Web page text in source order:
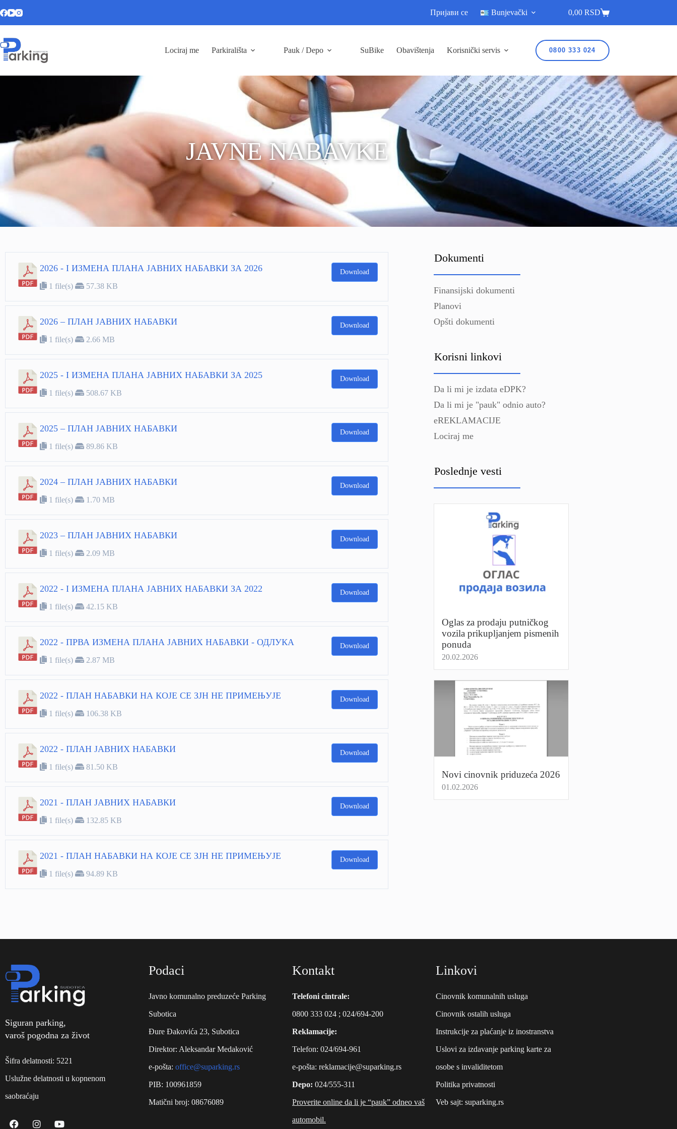
Пријави се Bunjevački 0,00 RSD
Lociraj me Parkirališta Pauk / Depo SuBike Obavištenja Korisnički servis 0800 333 024
JAVNE NABAVKE
2026 - I ИЗМЕНА ПЛАНА ЈАВНИХ НАБАВКИ ЗА 2026
1 file(s) 57.38 KB
Download
2026 – ПЛАН ЈАВНИХ НАБАВКИ
1 file(s) 2.66 MB
Download
2025 - I ИЗМЕНА ПЛАНА ЈАВНИХ НАБАВКИ ЗА 2025
1 file(s) 508.67 KB
Download
2025 – ПЛАН ЈАВНИХ НАБАВКИ
1 file(s) 89.86 KB
Download
2024 – ПЛАН ЈАВНИХ НАБАВКИ
1 file(s) 1.70 MB
Download
2023 – ПЛАН ЈАВНИХ НАБАВКИ
1 file(s) 2.09 MB
Download
2022 - I ИЗМЕНА ПЛАНА ЈАВНИХ НАБАВКИ ЗА 2022
1 file(s) 42.15 KB
Download
2022 - ПРВА ИЗМЕНА ПЛАНА ЈАВНИХ НАБАВКИ - ОДЛУКА
1 file(s) 2.87 MB
Download
2022 - ПЛАН НАБАВКИ НА КОЈЕ СЕ ЗЈН НЕ ПРИМЕЊУЈЕ
1 file(s) 106.38 KB
Download
2022 - ПЛАН ЈАВНИХ НАБАВКИ
1 file(s) 81.50 KB
Download
2021 - ПЛАН ЈАВНИХ НАБАВКИ
1 file(s) 132.85 KB
Download
2021 - ПЛАН НАБАВКИ НА КОЈЕ СЕ ЗЈН НЕ ПРИМЕЊУЈЕ
1 file(s) 94.89 KB
Download
Dokumenti
Finansijski dokumenti
Planovi
Opšti dokumenti
Korisni linkovi
Da li mi je izdata eDPK?
Da li mi je "pauk" odnio auto?
eREKLAMACIJE
Lociraj me
Poslednje vesti
Oglas za prodaju putničkog
vozila prikupljanjem pismenih
ponuda
20.02.2026
Novi cinovnik priduzеća 2026
01.02.2026
Siguran parking,
varoš pogodna za život
Šifra delatnosti: 5221
Uslužne delatnosti u kopnenom
saobraćaju
Podaci
Javno komunalno preduzeće Parking
Subotica
Đure Đakovića 23, Subotica
Direktor: Aleksandar Medaković
e-pošta: office@suparking.rs
PIB: 100961859
Matični broj: 08676089
Kontakt
Telefoni cintrale:
0800 333 024 ; 024/694-200
Reklamacije:
Telefon: 024/694-961
е-pošta: reklamacije@suparking.rs
Depo: 024/555-311
Proverite online da li je “pauk” odneo vaš
automobil.
Linkovi
Cinovnik komunalnih usluga
Cinovnik ostalih usluga
Instrukcije za plaćanje iz inostranstva
Uslovi za izdavanje parking karte za
osobe s invaliditetom
Politika privatnosti
Veb sajt: suparking.rs